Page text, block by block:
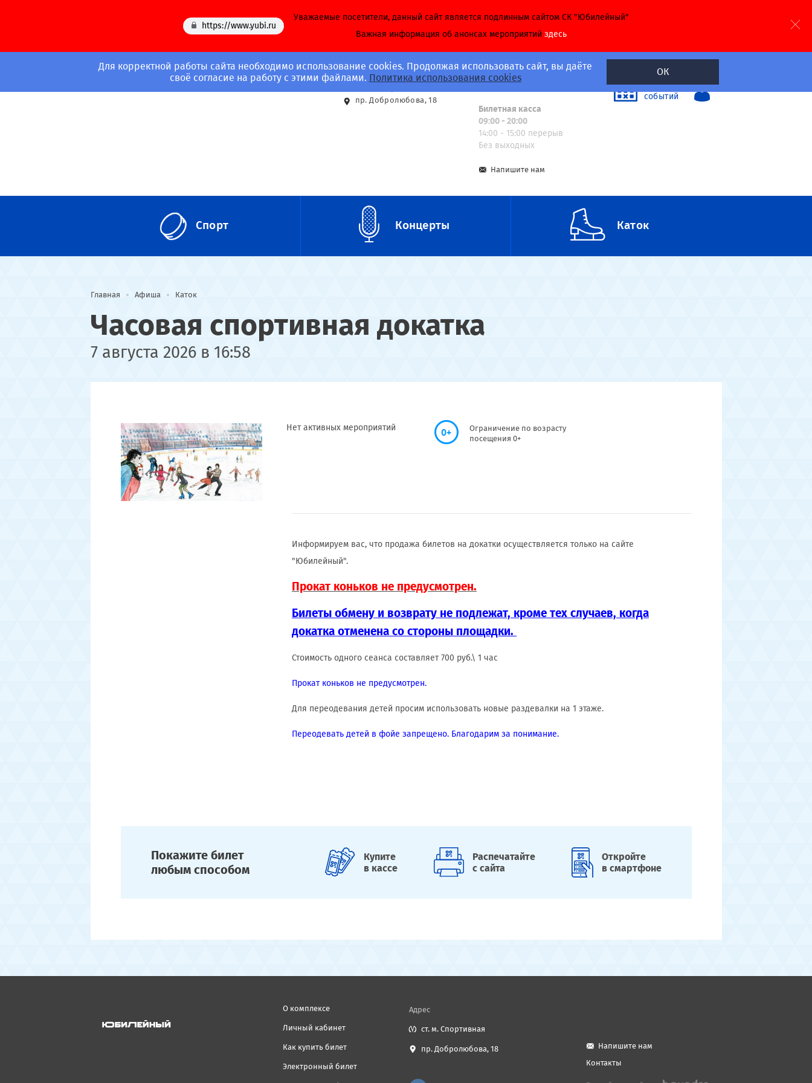
Для корректной работы сайта необходимо использование cookies. Продолжая использовать сайт, вы даёте
своё согласие на работу с этими файлами. Политика использования cookies
ОК
https://www.yubi.ru
Уважаемые посетители, данный сайт является подлинным сайтом СК "Юбилейный"
Важная информация об анонсах мероприятий здесь
Адрес
пр. Добролюбова, 18
Call-центр
8 (812) 703-40-40
Билетная касса
09:00 - 20:00
14:00 - 15:00 перерыв
Без выходных
Напишите нам
Календарь
событий
Спорт Концерты Каток
Главная Афиша Каток
Часовая спортивная докатка
7 августа 2026 в 16:58
Нет активных мероприятий 0+
Ограничение по возрасту
посещения 0+
Информируем вас, что продажа билетов на докатки осуществляется только на сайте
"Юбилейный".
Прокат коньков не предусмотрен.
Билеты обмену и возврату не подлежат, кроме тех случаев, когда
докатка отменена со стороны площадки.
Стоимость одного сеанса составляет 700 руб.\ 1 час
Прокат коньков не предусмотрен.
Для переодевания детей просим использовать новые раздевалки на 1 этаже.
Переодевать детей в фойе запрещено. Благодарим за понимание.
Покажите билет
любым способом
Купите
в кассе
Распечатайте
с сайта
Откройте
в смартфоне
О комплексе
Личный кабинет
Как купить билет
Электронный билет
Адрес
ст. м. Спортивная
пр. Добролюбова, 18
Напишите нам
Контакты